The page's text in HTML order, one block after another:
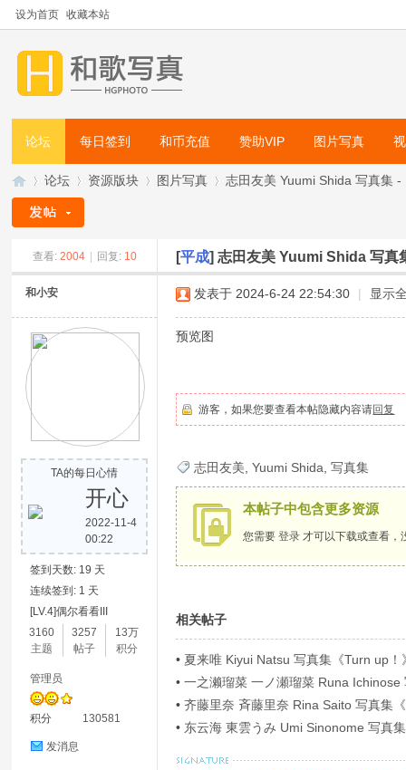
设为首页 收藏本站
论坛 每日签到 和币充值 赞助VIP 图片写真
»
论坛
›
资源版块 图片写真
›
志田友美 Yuumi Shida 写真集
查看: 2004 回复: 10 [平成]志田友美 Yuumi Shida 写
和小安
TA的每日心情
开心
2022-11-4
00:22
签到天数: 19 天
连续签到: 1 天
[LV.4]偶尔看看III
3160
主题
3257
帖子
13万
积分
管理员
积分 130581
发消息
发表于 2024-6-24 22:54:30 | 显示
预览图
游客，如果您要查看本帖隐藏内容请回复
志田友美 ,Yuumi Shida ,写真集
本帖子中包含更多资源
您需要登录 才可以下载或查看，
相关帖子
• 夏来唯 Kiyui Natsu 写真集《Turn up！
•一之濑瑠菜 一ノ瀬瑠菜 Runa
Ｐ！４》[54P]
•齐藤里奈 斉藤里奈 Rina Saito 写真集
• 东云海 東雲うみ Umi Sinonome 写真